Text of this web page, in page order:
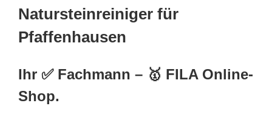
Natursteinreiniger für
Pfaffenhausen
Ihr ✅ Fachmann – 🥇 FILA Online-
Shop.